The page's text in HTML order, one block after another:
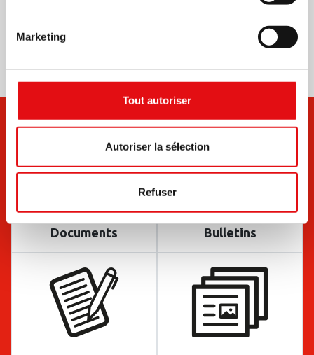
Marketing
Tout autoriser
Autoriser la sélection
Refuser
Documents Bulletins